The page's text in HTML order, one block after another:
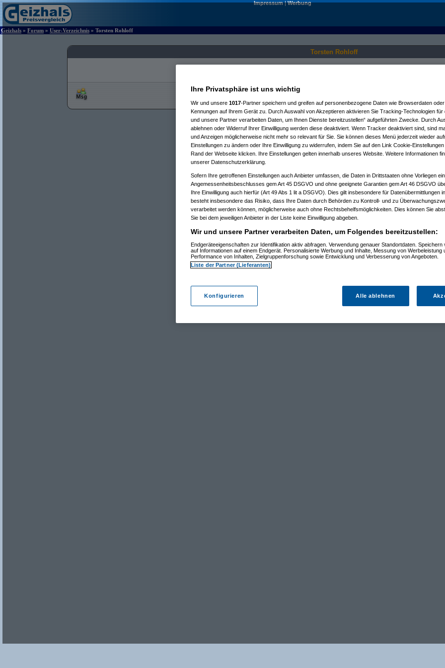
Impressum|Werbung
Geizhals » Forum » User-Verzeichnis » Torsten Rohloff
Torsten Rohloff
Ihre Privatsphäre ist uns wichtig
Wir und unsere 1017-Partner speichern und greifen auf personenbezogene Daten wie Browserdaten
Kennungen auf Ihrem Gerät zu. Durch Auswahl von Akzeptieren aktivieren Sie Tracking-Technologien für
und unsere Partner verarbeiten Daten, um Ihnen Dienste bereitzustellen“ aufgeführten Zwecke. Durch
ablehnen oder Widerruf Ihrer Einwilligung werden diese deaktiviert. Wenn Tracker deaktiviert sind, sind
und Anzeigen möglicherweise nicht mehr so relevant für Sie. Sie können dieses Menü jederzeit wieder
Einstellungen zu ändern oder Ihre Einwilligung zu widerrufen, indem Sie auf den Link Cookie-
Rand der Webseite klicken. Ihre Einstellungen gelten innerhalb unseres Website. Weitere Informationen
unserer Datenschutzerklärung.
Sofern Ihre getroffenen Einstellungen auch Anbieter umfassen, die Daten in Drittstaaten ohne Vorliegen
Angemessenheitsbeschlusses gem Art 45 DSGVO und ohne geeignete Garantien gem Art 46 DSGVO
Ihre Einwilligung auch hierfür (Art 49 Abs 1 lit a DSGVO). Dies gilt insbesondere für Datenübermittlungen
besteht insbesondere das Risiko, dass Ihre Daten durch Behörden zu Kontroll- und zu
verarbeitet werden können, möglicherweise auch ohne Rechtsbehelfsmöglichkeiten. Dies können Sie
Sie bei dem jeweiligen Anbieter in der Liste keine Einwilligung abgeben.
Wir und unsere Partner verarbeiten Daten, um Folgendes bereitzustellen:
Endgeräteeigenschaften zur Identifikation aktiv abfragen. Verwendung genauer Standortdaten. Speichern
auf Informationen auf einem Endgerät. Personalisierte Werbung und Inhalte, Messung von Werbeleistung
Performance von Inhalten, Zielgruppenforschung sowie Entwicklung und Verbesserung von Angeboten.
Liste der Partner (Lieferanten)
Konfigurieren Alle ablehnen